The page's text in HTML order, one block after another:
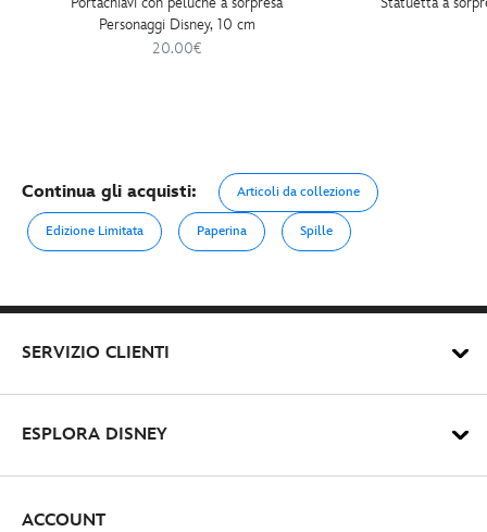
Personaggi Disney, 10 cm
20.00€
Continua gli acquisti: Articoli da collezione
Edizione Limitata Paperina Spille
SERVIZIO CLIENTI
ESPLORA DISNEY
ACCOUNT